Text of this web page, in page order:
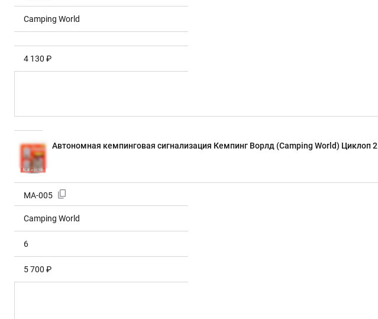
4 130 ₽
Camping World
Автономная кемпинговая сигнализация Кемпинг Ворлд (Camping World) Циклоп 2
5 700 ₽
MA-005
Camping World
6